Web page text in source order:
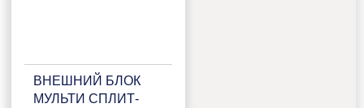
ВНЕШНИЙ БЛОК
МУЛЬТИ СПЛИТ-